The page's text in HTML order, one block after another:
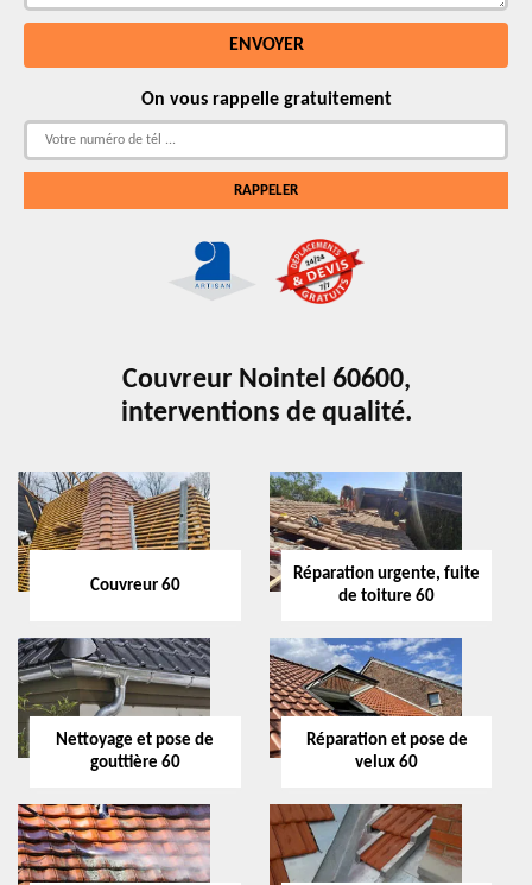
On vous rappelle gratuitement
Couvreur Nointel 60600,
interventions de qualité.
Couvreur 60
Réparation urgente, fuite
de toiture 60
Nettoyage et pose de
gouttière 60
Réparation et pose de
velux 60